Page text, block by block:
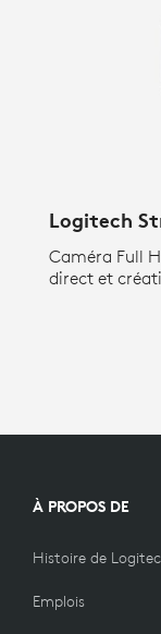
Logitech
Caméra Full
direct et
À PROPOS DE
Histoire de
Emplois